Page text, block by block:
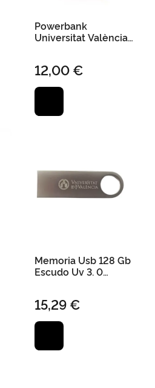
Powerbank
Universitat València
12,00 €
Memoria Usb 128 Gb
Escudo Uv 3. 0
15,29 €